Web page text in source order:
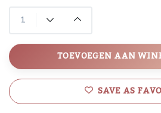
TOEVOEGEN AAN
SAVE AS